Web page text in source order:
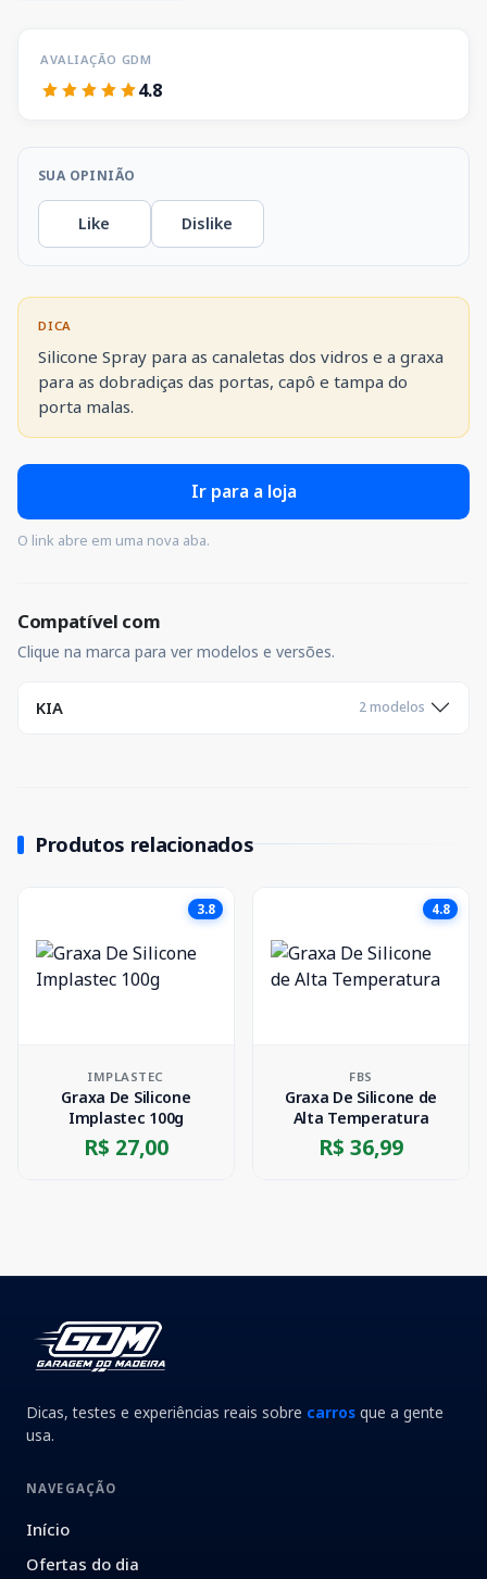
AVALIAÇÃO GDM
4.8
SUA OPINIÃO
Like Dislike
DICA
Silicone Spray para as canaletas dos vidros e a graxa
para as dobradiças das portas, capô e tampa do
porta malas.
Ir para a loja
O link abre em uma nova aba.
Compatível com
Clique na marca para ver modelos e versões.
KIA 2 modelos
Produtos relacionados
3.8
IMPLASTEC
Graxa De Silicone
Implastec 100g
R$ 27,00
4.8
FBS
Graxa De Silicone de
Alta Temperatura
R$ 36,99
Dicas, testes e experiências reais sobre carros que a gente
usa.
NAVEGAÇÃO
Início
Ofertas do dia